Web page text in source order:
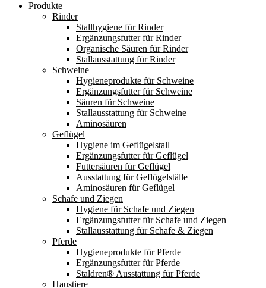
Produkte
Rinder
Stallhygiene für Rinder
Ergänzungsfutter für Rinder
Organische Säuren für Rinder
Stallausstattung für Rinder
Schweine
Hygieneprodukte für Schweine
Ergänzungsfutter für Schweine
Säuren für Schweine
Stallausstattung für Schweine
Aminosäuren
Geflügel
Hygiene im Geflügelstall
Ergänzungsfutter für Geflügel
Futtersäuren für Geflügel
Ausstattung für Geflügelställe
Aminosäuren für Geflügel
Schafe und Ziegen
Hygiene für Schafe und Ziegen
Ergänzungsfutter für Schafe und Ziegen
Stallausstattung für Schafe & Ziegen
Pferde
Hygieneprodukte für Pferde
Ergänzungsfutter für Pferde
Staldren® Ausstattung für Pferde
Haustiere